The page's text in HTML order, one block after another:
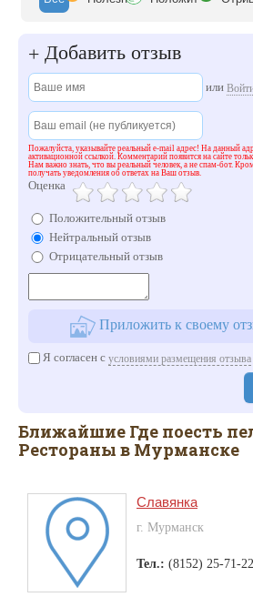
+ Добавить отзыв
или
Пожалуйста, указывайте реальный e-mail адрес! На данный
активационной ссылкой. Комментарий появится на сайте
Нам важно знать, что вы реальный человек, а не спам-бот.
получать уведомления об ответах на Ваш отзыв.
Оценка
Положительный отзыв
Нейтральный отзыв
Отрицательный отзыв
Приложить к своему
Я согласен с условиями размещения отзыва
Ближайшие Где поесть
Рестораны в Мурманске
Славянка
г. Мурманск
Тел.: (8152) 25-71-22